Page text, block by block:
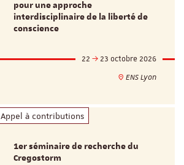
pour une approche
interdisciplinaire de la liberté de
conscience
22
23 octobre 2026
ENS Lyon
Appel à contributions
1er séminaire de recherche du
Cregostorm